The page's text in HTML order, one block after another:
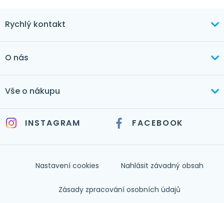
Rychlý kontakt
+420 771 144 779
info@byt-tex.cz
O nás
Služby
Vše o nákupu
INSTAGRAM FACEBOOK
Nastavení cookies Nahlásit závadný obsah
Zásady zpracování osobních údajů